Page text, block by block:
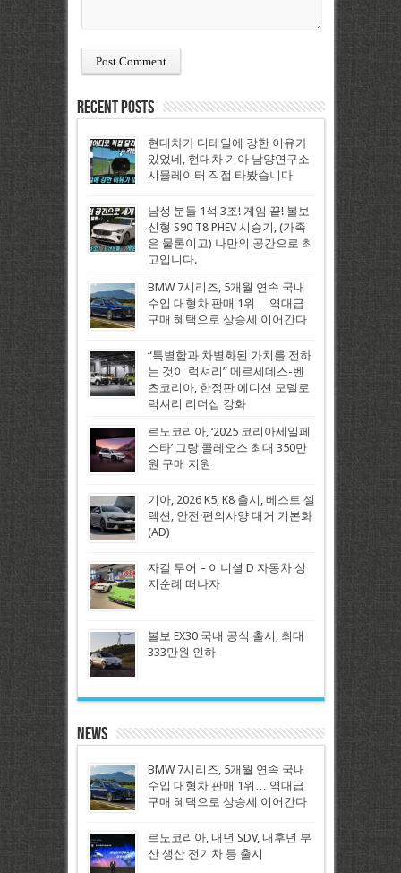
Recent Posts
현대차가 디테일에 강한 이유가
있었네, 현대차 기아 남양연구소
시뮬레이터 직접 타봤습니다
남성 분들 1석 3조! 게임 끝! 볼보
신형 S90 T8 PHEV 시승기, (가족
은 물론이고) 나만의 공간으로 최
고입니다.
BMW 7시리즈, 5개월 연속 국내
수입 대형차 판매 1위… 역대급
구매 혜택으로 상승세 이어간다
“특별함과 차별화된 가치를 전하
는 것이 럭셔리” 메르세데스-벤
츠코리아, 한정판 에디션 모델로
럭셔리 리더십 강화
르노코리아, ‘2025 코리아세일페
스타’ 그랑 콜레오스 최대 350만
원 구매 지원
기아, 2026 K5, K8 출시, 베스트 셀
렉션, 안전·편의사양 대거 기본화
(AD)
자칼 투어 – 이니셜 D 자동차 성
지순례 떠나자
볼보 EX30 국내 공식 출시, 최대
333만원 인하
News
BMW 7시리즈, 5개월 연속 국내
수입 대형차 판매 1위… 역대급
구매 혜택으로 상승세 이어간다
르노코리아, 내년 SDV, 내후년 부
산 생산 전기차 등 출시